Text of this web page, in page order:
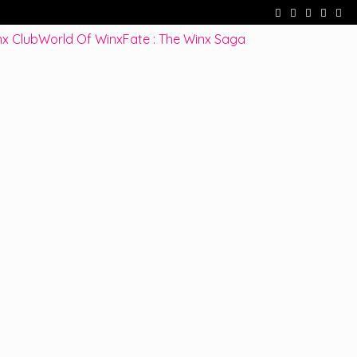
Fate : The Winx Saga – De nouveaux extraits et une date
ClubWorld Of WinxFate : The Winx Saga